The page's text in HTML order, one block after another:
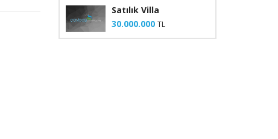
Satılık Villa
30.000.000 TL